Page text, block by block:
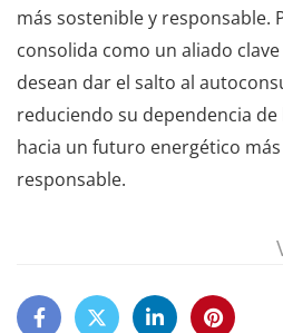
más sostenible y responsable.
consolida como un aliado
desean dar el salto al
reduciendo su dependencia de
hacia un futuro energético
responsable.